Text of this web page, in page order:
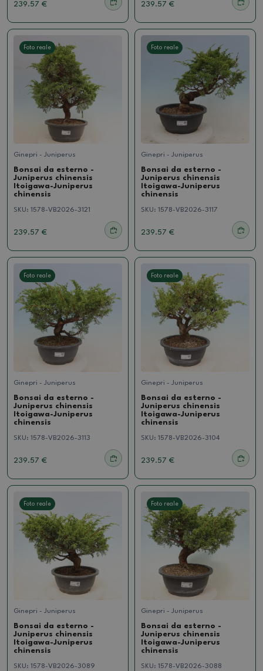
239.57 € 239.57 €
Foto reale
Ginepri - Juniperus
Bonsai da esterno -
Juniperus chinensis
Itoigawa-Juniperus
chinensis
SKU: 1578-VB2026-3121
239.57 €
Foto reale
Ginepri - Juniperus
Bonsai da esterno -
Juniperus chinensis
Itoigawa-Juniperus
chinensis
SKU: 1578-VB2026-3117
239.57 €
Foto reale
Ginepri - Juniperus
Bonsai da esterno -
Juniperus chinensis
Itoigawa-Juniperus
chinensis
SKU: 1578-VB2026-3113
239.57 €
Foto reale
Ginepri - Juniperus
Bonsai da esterno -
Juniperus chinensis
Itoigawa-Juniperus
chinensis
SKU: 1578-VB2026-3104
239.57 €
Foto reale
Ginepri - Juniperus
Bonsai da esterno -
Juniperus chinensis
Itoigawa-Juniperus
chinensis
SKU: 1578-VB2026-3089
Foto reale
Ginepri - Juniperus
Bonsai da esterno -
Juniperus chinensis
Itoigawa-Juniperus
chinensis
SKU: 1578-VB2026-3088